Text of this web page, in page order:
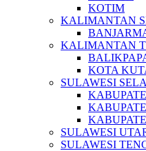
KOTIM
KALIMANTAN
KALIMANTAN
KOTA
SULAWESI
SULAWESI
SULAWESI